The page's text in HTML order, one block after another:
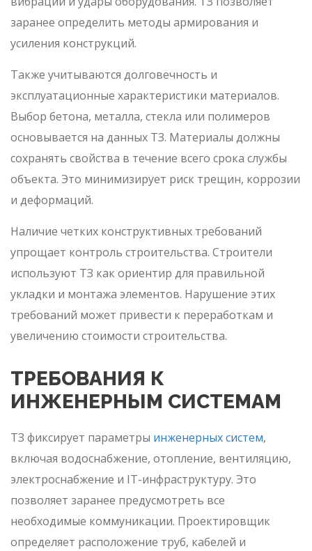
заранее определить методы армирования и
усиления конструкций.
Также учитываются долговечность и
эксплуатационные характеристики материалов.
Выбор бетона, металла, стекла или полимеров
основывается на данных ТЗ. Материалы должны
сохранять свойства в течение всего срока службы
объекта. Это минимизирует риск трещин, коррозии
и деформаций.
Наличие четких конструктивных требований
упрощает контроль строительства. Строители
используют ТЗ как ориентир для правильной
укладки и монтажа элементов. Нарушение этих
требований может привести к переработкам и
увеличению стоимости строительства.
ТРЕБОВАНИЯ К
ИНЖЕНЕРНЫМ СИСТЕМАМ
ТЗ фиксирует параметры инженерных систем,
включая водоснабжение, отопление, вентиляцию,
электроснабжение и IT-инфраструктуру. Это
позволяет заранее предусмотреть все
необходимые коммуникации. Проектировщик
определяет расположение труб, кабелей и